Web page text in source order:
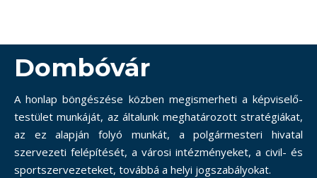
Dombóvár
A honlap böngészése közben megismerheti a képviselő-
testület munkáját, az általunk meghatározott stratégiákat,
az ez alapján folyó munkát, a polgármesteri hivatal
szervezeti felépítését, a városi intézményeket, a civil- és
sportszervezeteket, továbbá a helyi jogszabályokat.